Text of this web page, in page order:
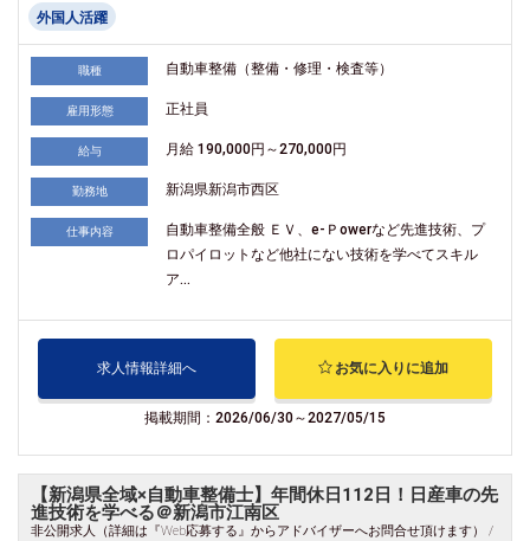
外国人活躍
職種 自動車整備（整備・修理・検査等）
雇用形態 正社員
給与 月給 190,000円～270,000円
勤務地 新潟県新潟市西区
仕事内容
自動車整備全般 ＥＶ、e-Ｐowerなど先進技術、プ
ロパイロットなど他社にない技術を学べてスキル
ア...
求人情報詳細へ お気に入りに追加
掲載期間：2026/06/30～2027/05/15
【新潟県全域×自動車整備士】年間休日112日！日産車の先
進技術を学べる＠新潟市江南区
非公開求人（詳細は『Web応募する』からアドバイザーへお問合せ頂けます） /